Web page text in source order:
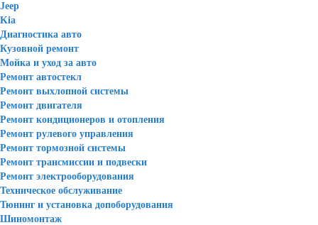
Jeep
Kia
Диагностика авто
Кузовной ремонт
Мойка и уход за авто
Ремонт автостекл
Ремонт выхлопной системы
Ремонт двигателя
Ремонт кондиционеров и отопления
Ремонт рулевого управления
Ремонт тормозной системы
Ремонт трансмиссии и подвески
Ремонт электрооборудования
Техническое обслуживание
Тюнинг и установка допоборудования
Шиномонтаж